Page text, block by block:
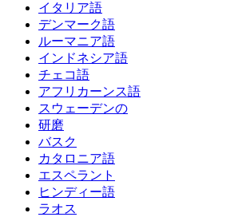
イタリア語
デンマーク語
ルーマニア語
インドネシア語
チェコ語
アフリカーンス語
スウェーデンの
研磨
バスク
カタロニア語
エスペラント
ヒンディー語
ラオス